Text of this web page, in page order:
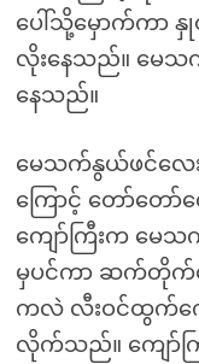
ပေါ်သို့မှောက်ကာ နှုတ်
လိုးနေသည်။ မေ
နေသည်။
မေသက်နွယ်ဖင်လေး
ကြောင့် တော်တေ
ကျော်ကြီးက မေ
မှပင်ကာ ဆက်တို
ကလဲ လီးဝင်ထွက်ကော
လိုက်သည်။ ကျော်က